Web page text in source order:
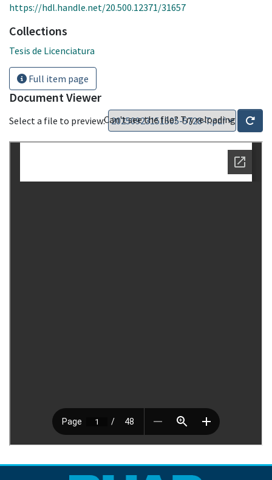
https://hdl.handle.net/20.500.12371/31657
Collections
Tesis de Licenciatura
Full item page
Document Viewer
Select a file to preview:Can't see the file? Try reloading